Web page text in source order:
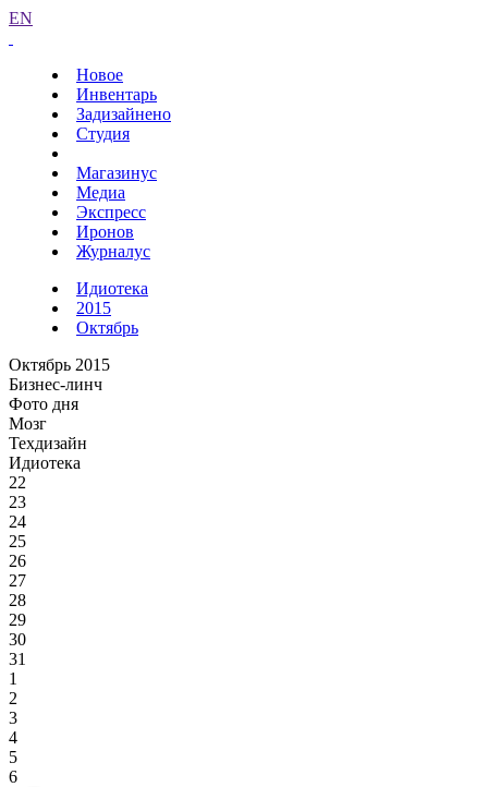
EN
Новое
Инвентарь
Задизайнено
Студия
Магазинус
Медиа
Экспресс
Иронов
Журналус
Идиотека
2015
Октябрь
Октябрь 2015
Бизнес-линч
Фото дня
Мозг
Техдизайн
Идиотека
22
23
24
25
26
27
28
29
30
31
1
2
3
4
5
6